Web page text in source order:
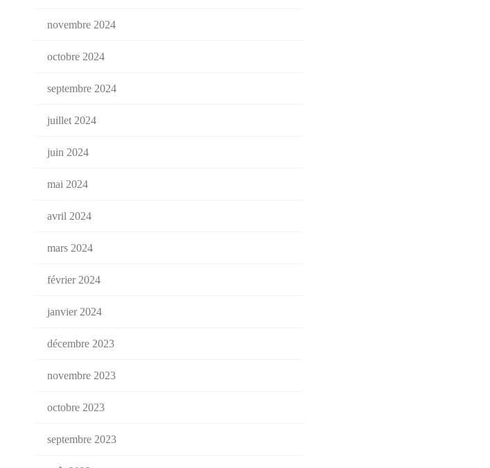
novembre 2024
octobre 2024
septembre 2024
juillet 2024
juin 2024
mai 2024
avril 2024
mars 2024
février 2024
janvier 2024
décembre 2023
novembre 2023
octobre 2023
septembre 2023